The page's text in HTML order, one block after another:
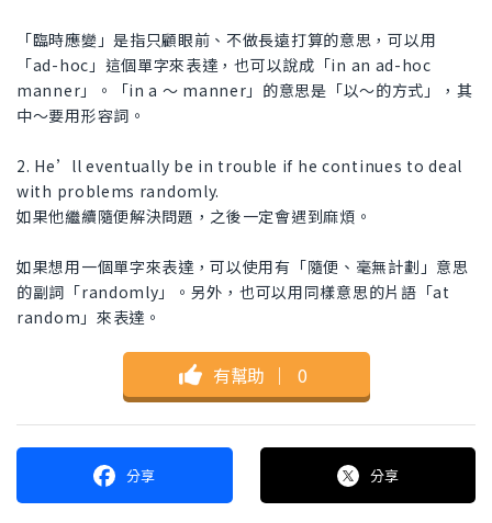
「臨時應變」是指只顧眼前、不做長遠打算的意思，可以用
「ad-hoc」這個單字來表達，也可以說成「in an ad-hoc
manner」。「in a ～ manner」的意思是「以～的方式」，其
中～要用形容詞。
2. He’ll eventually be in trouble if he continues to deal
with problems randomly.
如果他繼續隨便解決問題，之後一定會遇到麻煩。
如果想用一個單字來表達，可以使用有「隨便、毫無計劃」意思
的副詞「randomly」。另外，也可以用同樣意思的片語「at
random」來表達。
有幫助 ｜ 0
分享 分享